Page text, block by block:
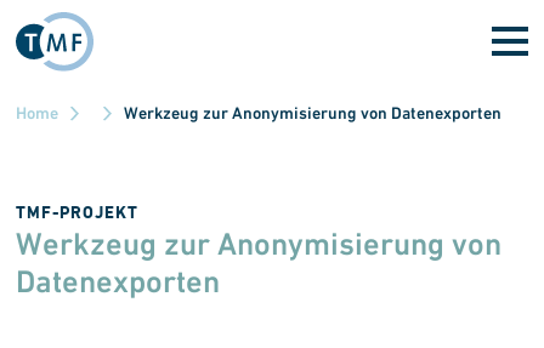
Skip to main content
Home Werkzeug zur Anonymisierung von Datenexporten
TMF-PROJEKT
Werkzeug zur Anonymisierung von
Datenexporten